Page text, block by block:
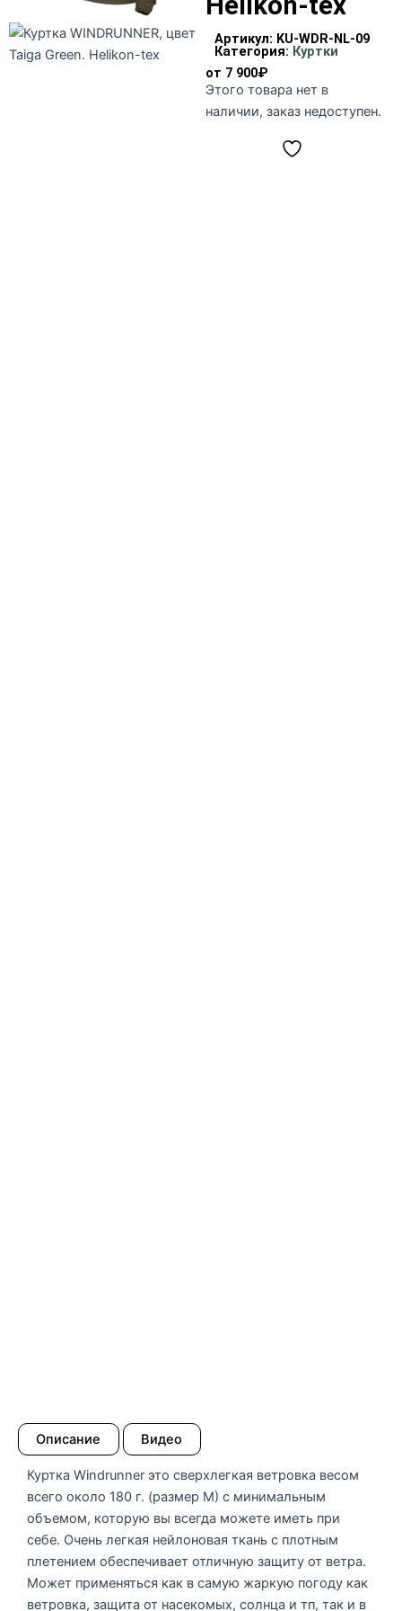
Артикул: KU-WDR-NL-09
Категория: Куртки
от 7 900₽
Этого товара нет в
наличии, заказ недоступен.
Описание Видео
Куртка Windrunner это сверхлегкая ветровка весом
всего около 180 г. (размер М) с минимальным
объемом, которую вы всегда можете иметь при
себе. Очень легкая нейлоновая ткань с плотным
плетением обеспечивает отличную защиту от ветра.
Может применяться как в самую жаркую погоду как
ветровка, защита от насекомых, солнца и тп, так и в